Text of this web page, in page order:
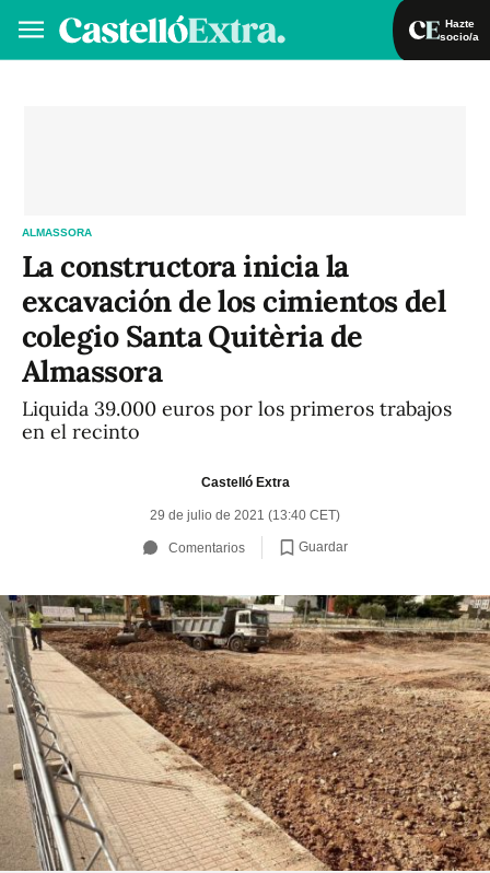
Hazte
socio/a
ALMASSORA
La constructora inicia la
excavación de los cimientos del
colegio Santa Quitèria de
Almassora
Liquida 39.000 euros por los primeros trabajos
en el recinto
Castelló Extra
29 de julio de 2021 (13:40 CET)
Comentarios Guardar